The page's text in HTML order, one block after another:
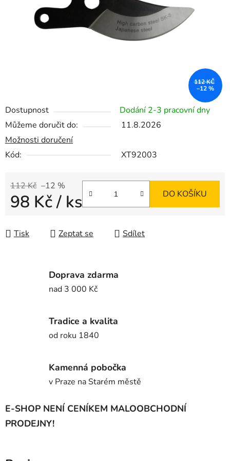
Dostupnost
Dodání 2-3 pracovní dny
Můžeme doručit do:
11.8.2026
Možnosti doručení
Kód:
XT92003
112 Kč –12 %
98 Kč/ ks DO KOŠÍKU
Tisk Zeptat se Sdílet
112 KČ
–12 %
Doprava zdarma
nad 3 000 Kč
Tradice a kvalita
od roku 1840
Kamenná pobočka
v Praze na Starém městě
E-SHOP NENÍ CENÍKEM MALOOBCHODNÍ
PRODEJNY!